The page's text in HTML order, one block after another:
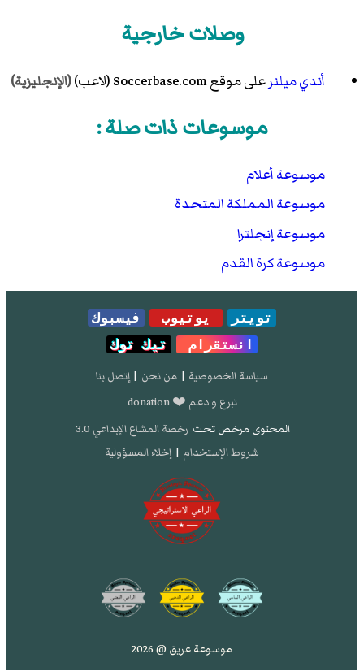
وصلات خارجية
أندي ميلنرعلى موقع Soccerbase.com (لاعب) (الإنجليزية)
موسوعات ذات صلة :
موسوعة أعلام
موسوعة المملكة المتحدة
موسوعة إنجلترا
موسوعة كرة القدم
تويتر يوتيوب
فيسبوك
انستقرام
تيك توك
سياسة الخصوصية | من نحن | إتصل بنا
تبرع و دعم ❤️ donation
المحتوى مرخص تحت رخصة المشاع الإبداعي 3.0
شروط الإستخدام | إخلاء المسؤولية
موسوعة عريق @ 2026